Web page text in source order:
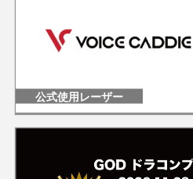
公式使用レーザー